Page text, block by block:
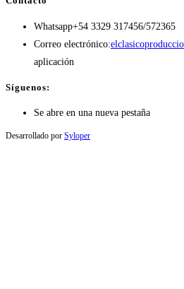
Whatsapp+54 3329 317456/572365
Correo electrónico:
aplicación
Síguenos:
Se abre en una nueva pestaña
Desarrollado por Syloper